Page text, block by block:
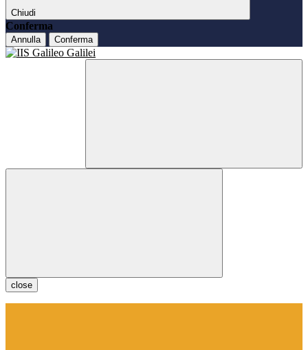
Chiudi
Conferma
Annulla Conferma
close